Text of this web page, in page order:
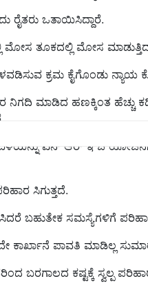
ರೈತರು ಒತಾಯಿಸಿದ್ದಾರೆ.
ಮೋಸ ತೂಕದಲ್ಲಿ ಮೋಸ
ಕ್ರಮ ಕೈಗೊಂಡು ನ್ಯಾಯ
ನಿಗದಿ ಮಾಡಿದ ಹಣಕ್ಕಿಂತ ಹೆಚ್ಚು
ಬೆಳೆಯನ್ನು ಎನ್ ಆರ್ ಇ ಜಿ
ಸಿಗುತ್ತದೆ.
ಬಹುತೇಕ ಸಮಸ್ಯೆಗಳಿಗೆ
ಕಾರ್ಖಾನೆ ಪಾವತಿ ಮಾಡಿಲ್ಲ
ಬರಗಾಲದ ಕಷ್ಟಕ್ಕೆ ಸ್ವಲ್ಪ